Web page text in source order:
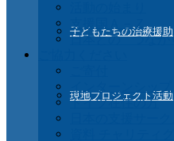
子どもたちの治療援助
現地プロジェクト活動
支援国Ａ－Ｚ
日本との つなが
インターンシップ
ドイツ在住の方